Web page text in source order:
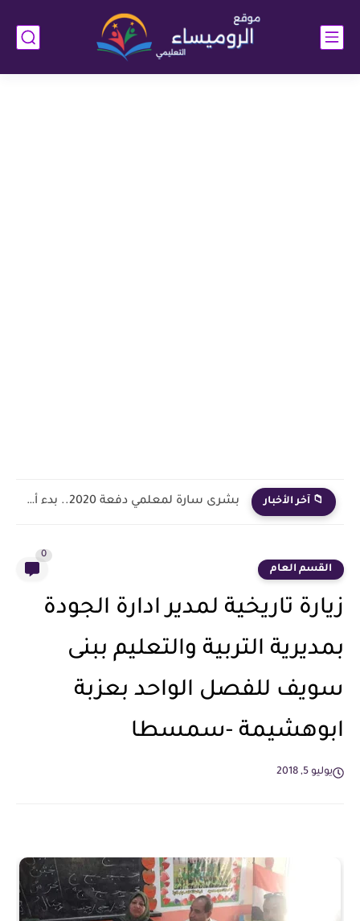
📁 آخر الأخبار بشرى سارة لمعلمي دفعة 2020.. بدء أول خطوة رسمية في...
القسم العام
0
زيارة تاريخية لمدير ادارة الجودة
بمديرية التربية والتعليم ببنى
سويف للفصل الواحد بعزبة
ابوهشيمة -سمسطا
يوليو 5, 2018